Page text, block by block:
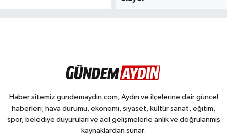
Haber sitemiz gundemaydin.com, Aydın ve ilçelerine dair güncel
haberleri; hava durumu, ekonomi, siyaset, kültür sanat, eğitim,
spor, belediye duyuruları ve acil gelişmelerle anlık ve doğrulanmış
kaynaklardan sunar.